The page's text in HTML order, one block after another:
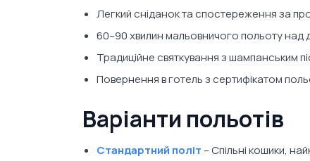
Легкий сніданок та спостереження за
60–90 хвилин мальовничого польоту над
Традиційне святкування з шампанським
Повернення в готель з сертифікатом
Варіанти польотів
Стандартний політ – Спільні кошики,